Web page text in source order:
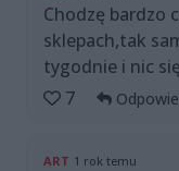
Chodzę bardzo
sklepach,tak
tygodnie i nic
7
ART 1 rok temu